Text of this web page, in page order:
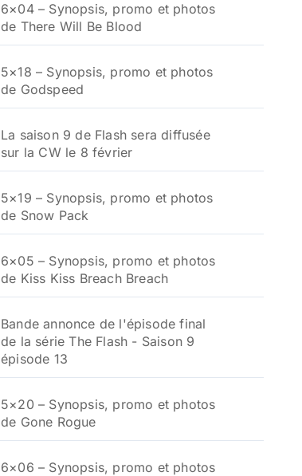
6×04 – Synopsis, promo et photos
de There Will Be Blood
5×18 – Synopsis, promo et photos
de Godspeed
La saison 9 de Flash sera diffusée
sur la CW le 8 février
5×19 – Synopsis, promo et photos
de Snow Pack
6×05 – Synopsis, promo et photos
de Kiss Kiss Breach Breach
Bande annonce de l'épisode final
de la série The Flash - Saison 9
épisode 13
5×20 – Synopsis, promo et photos
de Gone Rogue
6×06 – Synopsis, promo et photos